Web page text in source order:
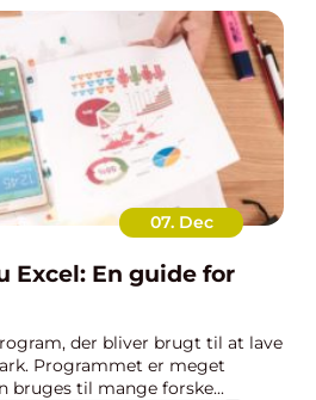
07. Dec
Excel: En guide for
der bliver brugt til at lave
Programmet er meget
bruges til mange forske...